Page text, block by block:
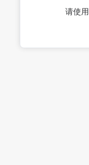
请使用